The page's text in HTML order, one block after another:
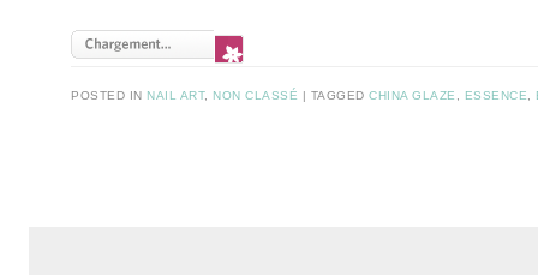
POSTED IN NAIL ART, NON CLASSÉ TAGGEDCHINA GLAZE ESSENCE